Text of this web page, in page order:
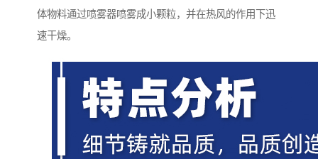
体物料通过喷雾器喷雾成小颗粒，并在热风的作用下迅
速干燥。